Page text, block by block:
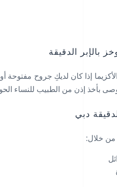
بالإبر الدقيقة
إذا كان لديكِ جروح
بأخذ إذن من الطبيب للنساء
دبي
من خلال: